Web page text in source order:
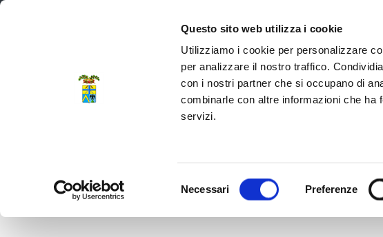
Questo sito web utilizza i cookie
Utilizziamo i cookie per personalizzare
per analizzare il nostro traffico.
con i nostri partner che si occupano di
combinarle con altre informazioni che ha
servizi.
Necessari Preferenze
Provincia di Modena